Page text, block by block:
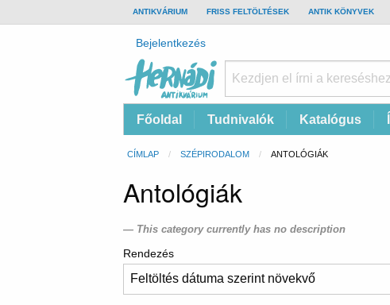
TOP
BAR
ANTIKVÁRIUM FRISS FELTÖLTÉSEK ANTIK KÖNYVEK
Felhasználói
fiók
menüje
Bejelentkezés
Antikvárium
Online
Fő
navigáció
Főoldal Tudnivalók Katalógus
Morzsa
CÍMLAP SZÉPIRODALOM CURRENT:
ANTOLÓGIÁK
Antológiák
This category currently has no description
Rendezés